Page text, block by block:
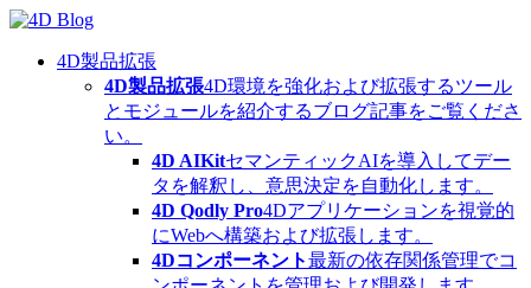
Skip
content4D製品拡張
4D製品拡張4D環境を強化および拡張するツール
とモジュールを紹介するブログ記事をご覧くださ
い。
4D AIKitセマンティックAIを導入してデー
タを解釈し、意思決定を自動化します。
4D Qodly Pro4Dアプリケーションを視覚的
にWebへ構築および拡張します。
4Dコンポーネント最新の依存関係管理でコ